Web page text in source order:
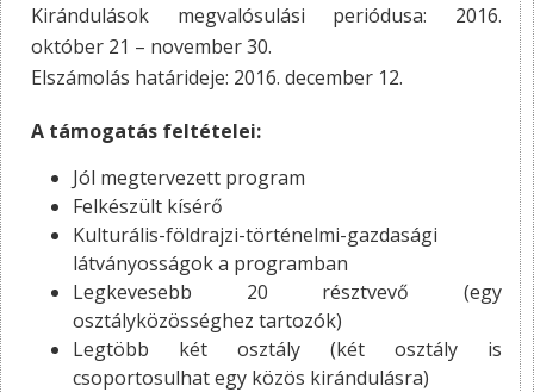
Kirándulások megvalósulási periódusa: 2016.
október 21 – november 30.
Elszámolás határideje: 2016. december 12.
A támogatás feltételei:
Jól megtervezett program
Felkészült kísérő
Kulturális-földrajzi-történelmi-gazdasági
látványosságok a programban
Legkevesebb 20 résztvevő (egy
osztályközösséghez tartozók)
Legtöbb két osztály (két osztály is
csoportosulhat egy közös kirándulásra)